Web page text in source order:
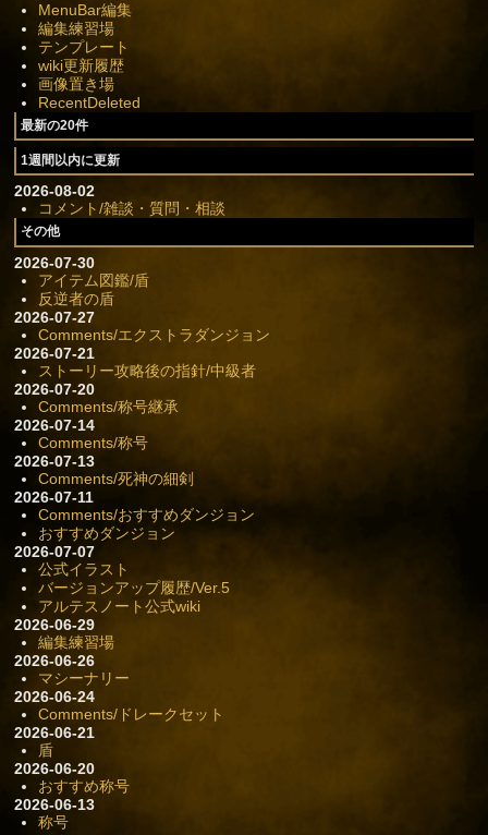
MenuBar編集
編集練習場
テンプレート
wiki更新履歴
画像置き場
RecentDeleted
最新の20件
1週間以内に更新
2026-08-02
コメント/雑談・質問・相談
その他
2026-07-30
アイテム図鑑/盾
反逆者の盾
2026-07-27
Comments/エクストラダンジョン
2026-07-21
ストーリー攻略後の指針/中級者
2026-07-20
Comments/称号継承
2026-07-14
Comments/称号
2026-07-13
Comments/死神の細剣
2026-07-11
Comments/おすすめダンジョン
おすすめダンジョン
2026-07-07
公式イラスト
バージョンアップ履歴/Ver.5
アルテスノート公式wiki
2026-06-29
編集練習場
2026-06-26
マシーナリー
2026-06-24
Comments/ドレークセット
2026-06-21
盾
2026-06-20
おすすめ称号
2026-06-13
称号